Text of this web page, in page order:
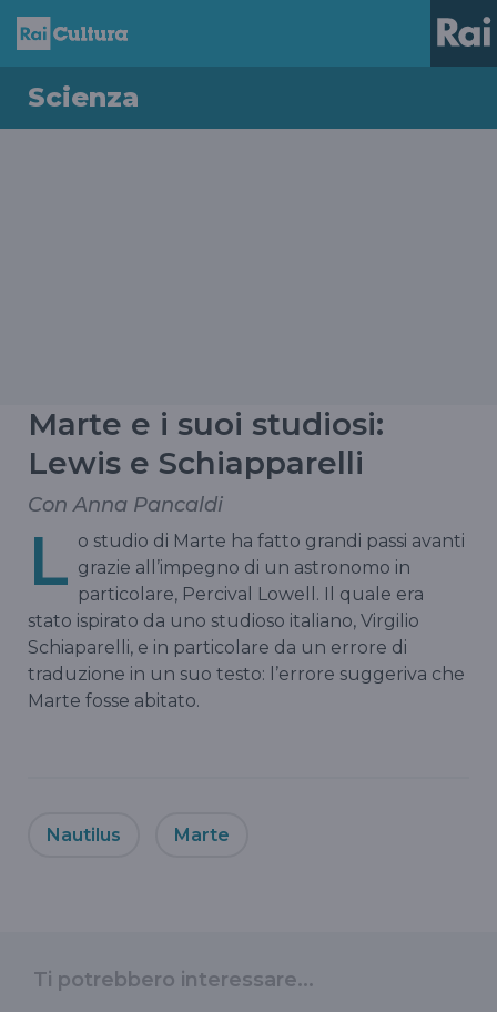
Scienza
Marte e i suoi studiosi:
Lewis e Schiapparelli
Con Anna Pancaldi
L o studio di Marte ha fatto grandi passi avanti
grazie all’impegno di un astronomo in
particolare, Percival Lowell. Il quale era
stato ispirato da uno studioso italiano, Virgilio
Schiaparelli, e in particolare da un errore di
traduzione in un suo testo: l’errore suggeriva che
Marte fosse abitato.
Nautilus Marte
Ti potrebbero interessare...